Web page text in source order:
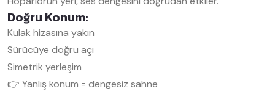
Doğru Konum:
Kulak hizasına yakın
Sürücüye doğru açı
Simetrik yerleşim
👉 Yanlış konum = dengesiz sahne